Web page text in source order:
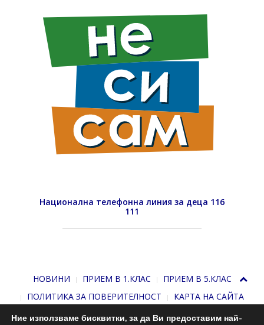
Национална телефонна линия за деца 116
111
НОВИНИ ПРИЕМ В 1.КЛАС
ПРИЕМ В 5.КЛАС
ПОЛИТИКА ЗА ПОВЕРИТЕЛНОСТ
КАРТА НА САЙТА
Ние използваме бисквитки, за да Ви предоставим най-